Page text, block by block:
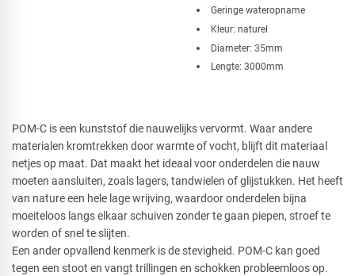
Geringe wateropname
Kleur: naturel
Diameter: 35mm
Lengte: 3000mm
POM-C is een kunststof die nauwelijks vervormt. Waar andere
materialen kromtrekken door warmte of vocht, blijft dit materiaal
netjes op maat. Dat maakt het ideaal voor onderdelen die nauw
moeten aansluiten, zoals lagers, tandwielen of glijstukken. Het heeft
van nature een hele lage wrijving, waardoor onderdelen bijna
moeiteloos langs elkaar schuiven zonder te gaan piepen, stroef te
worden of snel te slijten.
Een ander opvallend kenmerk is de stevigheid. POM-C kan goed
tegen een stoot en vangt trillingen en schokken probleemloos op.